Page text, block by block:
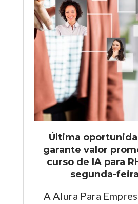
Última
garante valor
curso de IA para
segunda-
A Alura Para